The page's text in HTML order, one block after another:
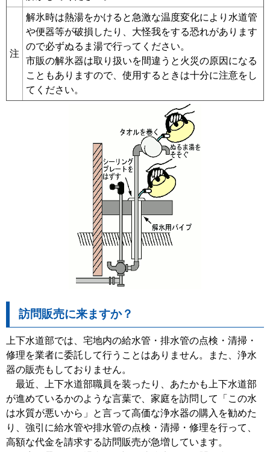
注
解氷時は熱湯をかけると急激な温度変化により水道管
や便器等が破損したり、大怪我をする恐れがあります
ので必ずぬるま湯で行ってください。
市販の解氷器は取り扱いを間違うと火災の原因になる
こともありますので、使用するときは十分に注意をし
てください。
訪問販売に来ますか？
上下水道部では、宅地内の給水管・排水管の点検・清掃・
修理を業者に委託して行うことはありません。また、浄水
器の販売もしておりません。
最近、上下水道部職員を装ったり、あたかも上下水道部
が進めているかのような言葉で、家庭を訪問して「この水
は水質が悪いから」と言って高価な浄水器の購入を勧めた
り、強引に給水管や排水管の点検・清掃・修理を行って、
高額な代金を請求する訪問販売が急増しています。